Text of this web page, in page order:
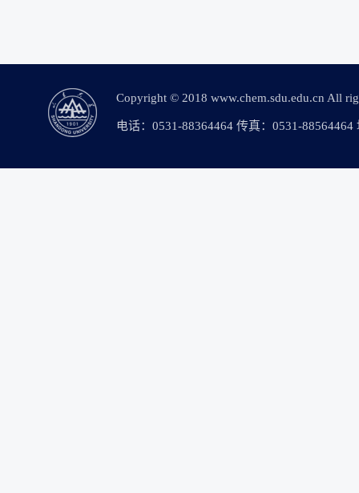
Copyright © 2018 www.chem.sdu.edu.cn All
电话：0531-88364464 传真：0531-